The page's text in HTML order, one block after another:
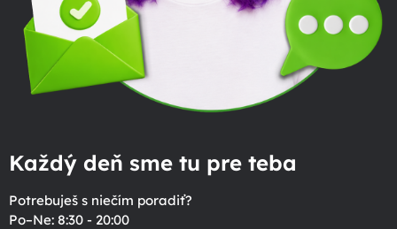
Každý deň sme tu pre teba
Potrebuješ s niečím poradiť?
Po–Ne: 8:30 - 20:00